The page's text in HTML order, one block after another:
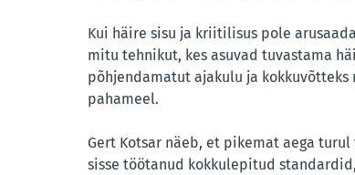
Kui häire sisu ja kriitilisus pole
mitu tehnikut, kes asuvad tuvastama
põhjendamatut ajakulu ja
pahameel.
Gert Kotsar näeb, et pikemat aega
sisse töötanud kokkulepitud